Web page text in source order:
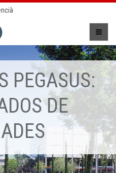
PEGASUS:
DE